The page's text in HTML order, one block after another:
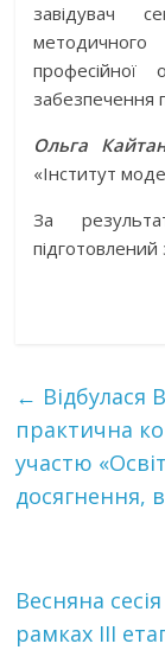
завідувач
методичного
професійної
забезпечення
Ольга
«Інститут
За
підготовлений
← Відбулася
практична
участю
досягнення,
Весняна
рамках ІІІ